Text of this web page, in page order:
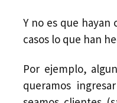
Y no es que hayan
casos lo que han
Por ejemplo,
queramos